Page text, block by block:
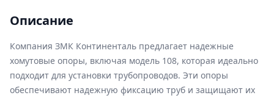
Описание
Компания ЗМК Континенталь предлагает надежные
хомутовые опоры, включая модель 108, которая идеально
подходит для установки трубопроводов. Эти опоры
обеспечивают надежную фиксацию труб и защищают их